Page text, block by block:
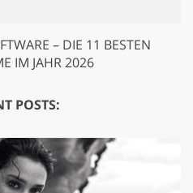
– DIE 11 BESTEN
IM JAHR 2026
POSTS: